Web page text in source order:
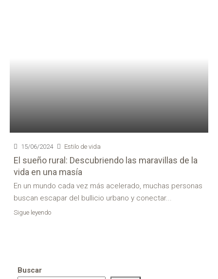
15/06/2024 Estilo de vida
El sueño rural: Descubriendo las maravillas de la
vida en una masía
En un mundo cada vez más acelerado, muchas personas
buscan escapar del bullicio urbano y conectar...
Sigue leyendo
Buscar